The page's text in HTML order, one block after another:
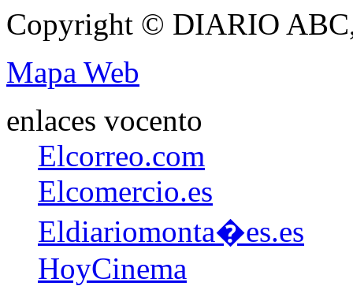
Copyright © DIARIO
Mapa Web
enlaces vocento
Elcorreo.com
Elcomercio.es
Eldiariomonta�es.es
HoyCinema